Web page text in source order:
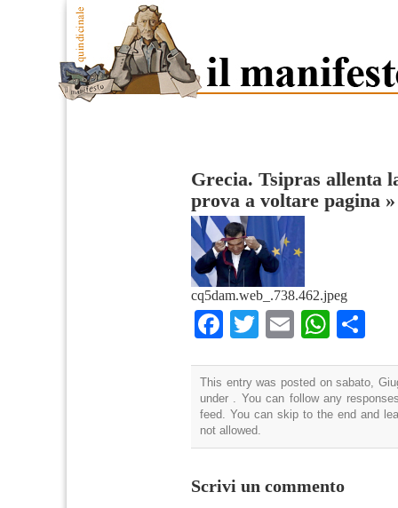
Grecia. Tsipras allenta
prova a voltare pagina
cq5dam.web_.738.462.jpeg
Facebook
TwitterEmail
This entry was posted on sabato,
under . You can follow any
feed. You can skip to the end and
not allowed.
Scrivi un commento